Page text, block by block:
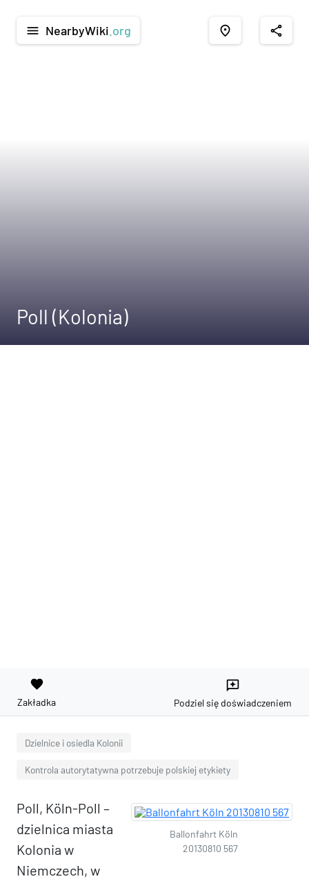
menu NearbyWiki .org place share
Poll (Kolonia)
favorite
Zakładka
reviews
Podziel się doświadczeniem
Dzielnice i osiedla Kolonii
Kontrola autorytatywna potrzebuje polskiej etykiety
Ballonfahrt Köln
20130810 567
Poll, Köln-Poll –
dzielnica miasta
Kolonia w
Niemczech, w